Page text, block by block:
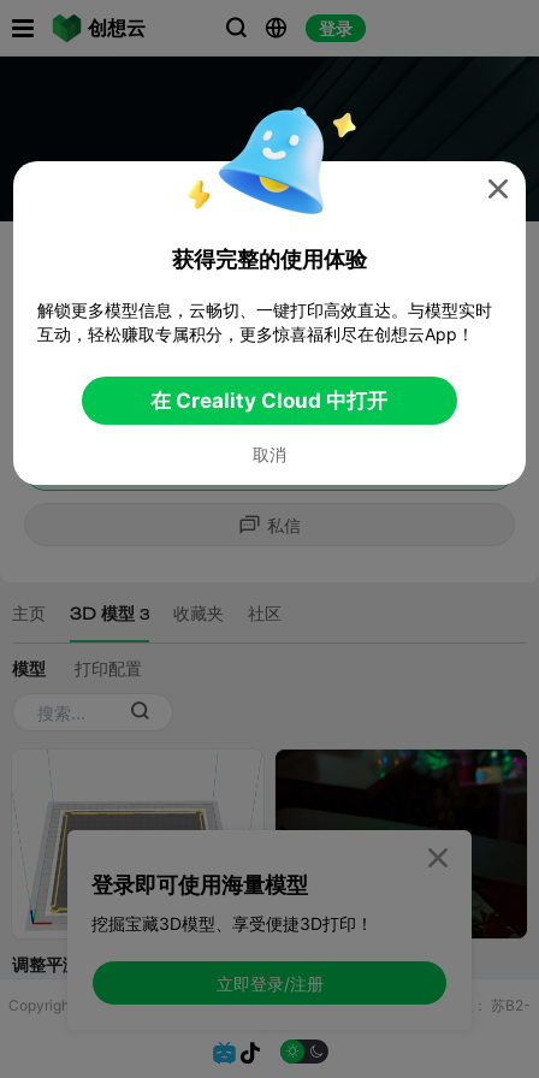
创想云   登录
Copyright © 2025 无锡控博科技有限公司 版权所有增值电信业务许可证： 苏B2-
 
登录即可使用海量模型
挖掘宝藏3D模型、享受便捷3D打印！
立即登录/注册


获得完整的使用体验
解锁更多模型信息，云畅切、一键打印高效直达。与模型实时
互动，轻松赚取专属积分，更多惊喜福利尽在创想云App！
在 Creality Cloud 中打开
取消